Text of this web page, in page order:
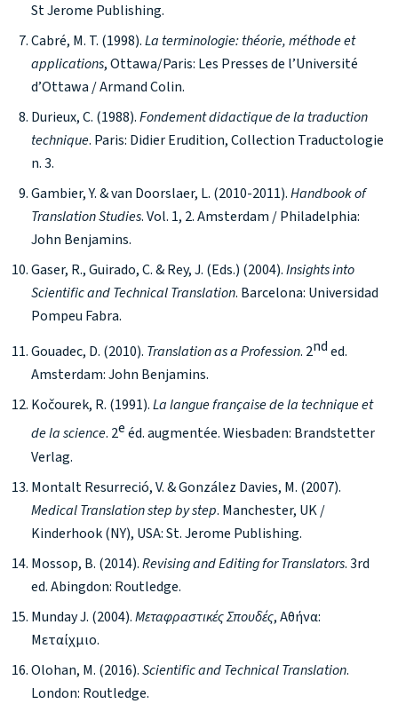
St Jerome Publishing.
Cabré, M. T. (1998).La terminologie: théorie, méthode et
applications, Ottawa/Paris: Les Presses de l’Université
d’Ottawa / Armand Colin.
Durieux, C. (1988).Fondement didactique de la traduction
technique. Paris: Didier Erudition, Collection Traductologie
n. 3.
Gambier, Y. & van Doorslaer, L. (2010-2011).Handbook of
Translation Studies. Vol. 1, 2. Amsterdam / Philadelphia:
John Benjamins.
Gaser, R., Guirado, C. & Rey, J. (Eds.) (2004).Insights into
Scientific and Technical Translation. Barcelona: Universidad
Pompeu Fabra.
Gouadec, D. (2010). Translation as a Profession. 2nded.
Amsterdam: John Benjamins.
Kočourek, R. (1991).La langue française de la technique et
de la science. 2eéd. augmentée. Wiesbaden: Brandstetter
Verlag.
Montalt Resurreció, V. & González Davies, M. (2007).
Medical Translation step by step. Manchester, UK /
Kinderhook (NY), USA: St. Jerome Publishing.
Mossop, B. (2014).Revising and Editing for Translators. 3rd
ed. Abingdon: Routledge.
Munday J. (2004).Μεταφραστικές Σπουδές, Αθήνα:
Μεταίχμιο.
Olohan, M. (2016).Scientific and Technical Translation.
London: Routledge.